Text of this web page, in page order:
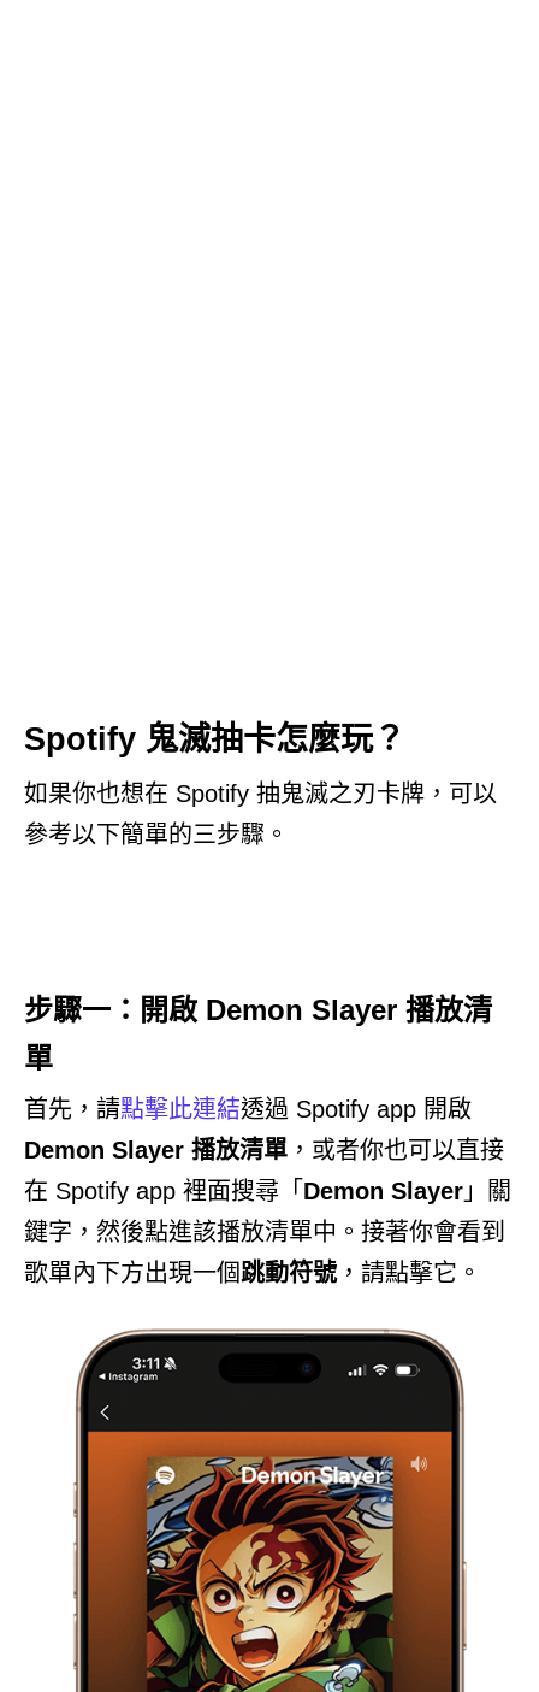
Spotify 鬼滅抽卡怎麼玩？
如果你也想在 Spotify 抽鬼滅之刃卡牌，可以
參考以下簡單的三步驟。
步驟一：開啟 Demon Slayer 播放清
單
首先，請點擊此連結透過 Spotify app 開啟
Demon Slayer 播放清單 ，或者你也可以直接
在 Spotify app 裡面搜尋「 Demon Slayer 」關
鍵字，然後點進該播放清單中。接著你會看到
歌單內下方出現一個跳動符號，請點擊它。